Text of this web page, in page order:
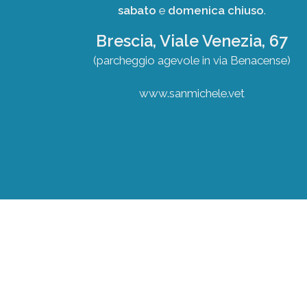
sabato e domenica chiuso.
Brescia, Viale Venezia, 67
(parcheggio agevole in via Benacense)
www.sanmichele.vet